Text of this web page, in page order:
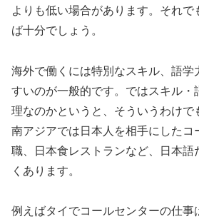
よりも低い場合があります。それ
ば十分でしょう。
海外で働くには特別なスキル、語学
すいのが一般的です。ではスキル・
理なのかというと、そういうわけで
南アジアでは日本人を相手にしたコ
職、日本食レストランなど、日本語
くあります。
例えばタイでコールセンターの仕事